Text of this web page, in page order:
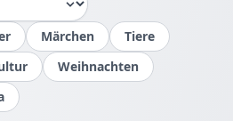
Märchen
Tiere
Weihnachten